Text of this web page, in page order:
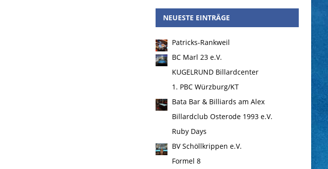
NEUESTE EINTRÄGE
Patricks-Rankweil
BC Marl 23 e.V.
KUGELRUND Billardcenter
1. PBC Würzburg/KT
Bata Bar & Billiards am Alex
Billardclub Osterode 1993 e.V.
Ruby Days
BV Schöllkrippen e.V.
Formel 8